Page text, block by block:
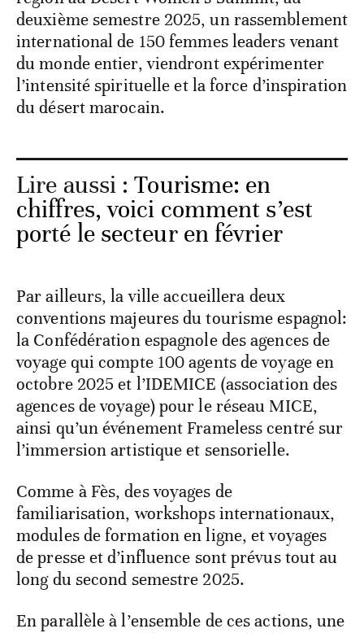
deuxième semestre 2025, un rassemblement
international de 150 femmes leaders venant
du monde entier, viendront expérimenter
l’intensité spirituelle et la force d’inspiration
du désert marocain.
Lire aussi :Tourisme: en
chiffres, voici comment s’est
porté le secteur en février
Par ailleurs, la ville accueillera deux
conventions majeures du tourisme espagnol:
la Confédération espagnole des agences de
voyage qui compte 100 agents de voyage en
octobre 2025 et l’IDEMICE (association des
agences de voyage) pour le réseau MICE,
ainsi qu’un événement Frameless centré sur
l’immersion artistique et sensorielle.
Comme à Fès, des voyages de
familiarisation, workshops internationaux,
modules de formation en ligne, et voyages
de presse et d’influence sont prévus tout au
long du second semestre 2025.
En parallèle à l’ensemble de ces actions, une